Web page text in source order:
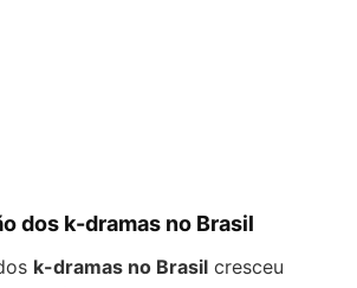
dos k-dramas no Brasil
k-dramas no Brasil cresceu